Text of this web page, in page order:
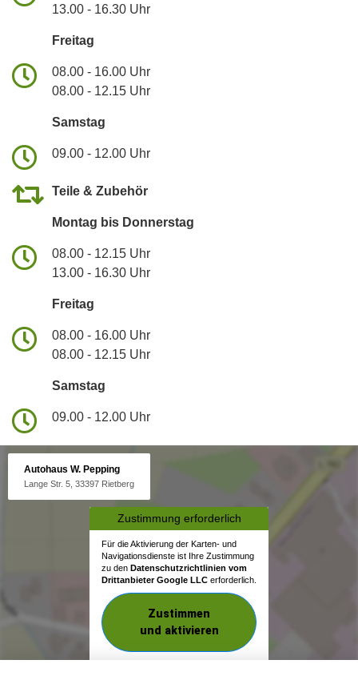
13.00 - 16.30 Uhr
Freitag
08.00 - 16.00 Uhr
08.00 - 12.15 Uhr
Samstag
09.00 - 12.00 Uhr
Teile & Zubehör
Montag bis Donnerstag
08.00 - 12.15 Uhr
13.00 - 16.30 Uhr
Freitag
08.00 - 16.00 Uhr
08.00 - 12.15 Uhr
Samstag
09.00 - 12.00 Uhr
Autohaus W. Pepping
Lange Str. 5, 33397 Rietberg
Zustimmung erforderlich
Für die Aktivierung der Karten- und
Navigationsdienste ist Ihre Zustimmung
zu den Datenschutzrichtlinien vom
Drittanbieter Google LLC erforderlich.
Zustimmen
und aktivieren